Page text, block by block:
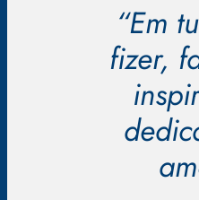
“Em
fizer,